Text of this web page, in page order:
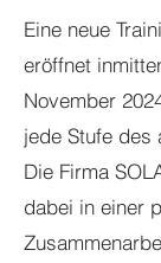
Eine neue
eröffnet
November
jede Stufe des
Die Firma
dabei in einer